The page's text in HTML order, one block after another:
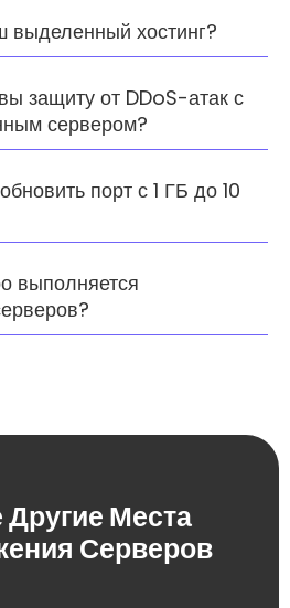
выделенный хостинг?
защиту от DDoS-атак с
сервером?
порт с 1 ГБ до 10
выполняется
Другие Места
Серверов